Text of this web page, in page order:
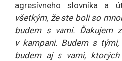
agresívneho slovníka a
všetkým, že ste boli so
budem s vami. Ďakujem
v kampani. Budem s
budem aj s vami,